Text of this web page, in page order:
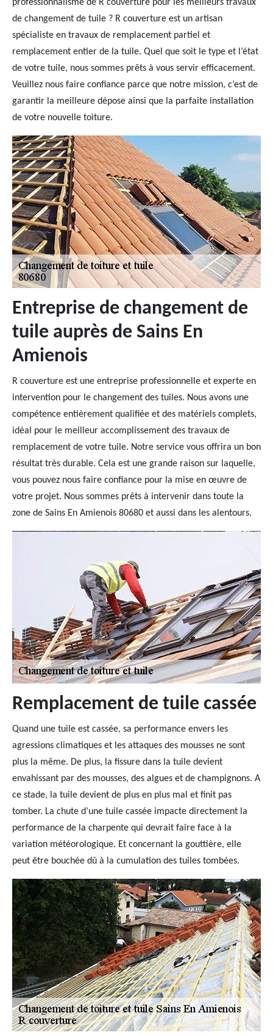
professionnalisme de R couverture pour les meilleurs travaux
de changement de tuile ? R couverture est un artisan
spécialiste en travaux de remplacement partiel et
remplacement entier de la tuile. Quel que soit le type et l’état
de votre tuile, nous sommes prêts à vous servir efficacement.
Veuillez nous faire confiance parce que notre mission, c’est de
garantir la meilleure dépose ainsi que la parfaite installation
de votre nouvelle toiture.
Entreprise de changement de
tuile auprès de Sains En
Amienois
R couverture est une entreprise professionnelle et experte en
intervention pour le changement des tuiles. Nous avons une
compétence entièrement qualifiée et des matériels complets,
idéal pour le meilleur accomplissement des travaux de
remplacement de votre tuile. Notre service vous offrira un bon
résultat très durable. Cela est une grande raison sur laquelle,
vous pouvez nous faire confiance pour la mise en œuvre de
votre projet. Nous sommes prêts à intervenir dans toute la
zone de Sains En Amienois 80680 et aussi dans les alentours.
Remplacement de tuile cassée
Quand une tuile est cassée, sa performance envers les
agressions climatiques et les attaques des mousses ne sont
plus la même. De plus, la fissure dans la tuile devient
envahissant par des mousses, des algues et de champignons. A
ce stade, la tuile devient de plus en plus mal et finit pas
tomber. La chute d’une tuile cassée impacte directement la
performance de la charpente qui devrait faire face à la
variation météorologique. Et concernant la gouttière, elle
peut être bouchée dû à la cumulation des tuiles tombées.